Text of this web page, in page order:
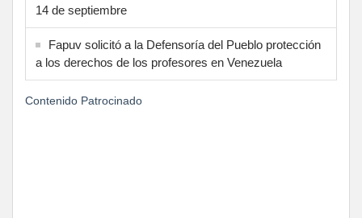
14 de septiembre
Fapuv solicitó a la Defensoría del Pueblo protección
a los derechos de los profesores en Venezuela
Contenido Patrocinado